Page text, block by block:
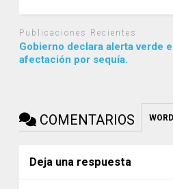
Publicaciones Recientes
Gobierno declara alerta verde
afectación por sequía.
COMENTARIOS
Deja una respuesta